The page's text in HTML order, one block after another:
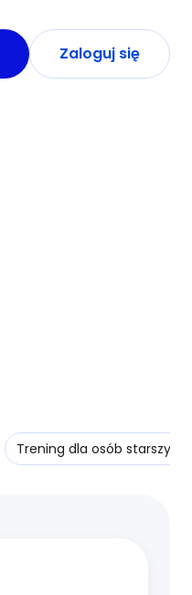
Zaloguj się
Trening dla osób starszych